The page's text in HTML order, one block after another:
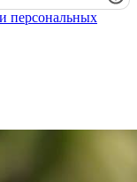
персональных